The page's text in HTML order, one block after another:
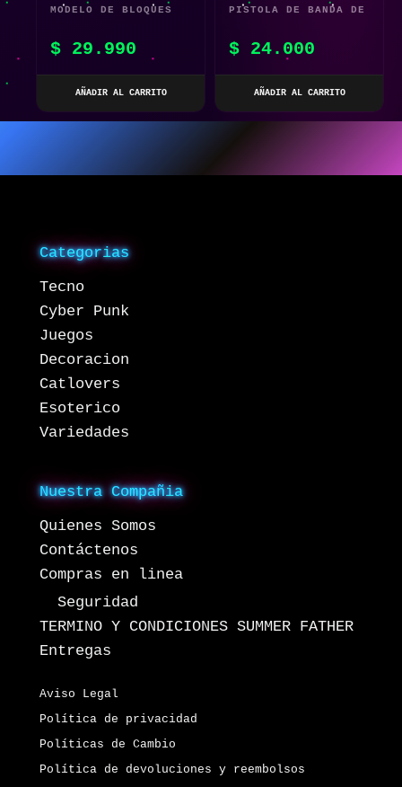
MODELO DE BLOQUES
NAVE ESPACIAL
$ 29.990
AÑADIR AL CARRITO
PISTOLA DE BANDA DE
$ 24.000
AÑADIR AL CARRITO
Categorias
Tecno
Cyber Punk
Juegos
Decoracion
Catlovers
Esoterico
Variedades
Nuestra Compañia
Quienes Somos
Contáctenos
Compras en linea
Seguridad
TERMINO Y CONDICIONES SUMMER FATHER
Entregas
Aviso Legal
Política de privacidad
Políticas de Cambio
Política de devoluciones y reembolsos